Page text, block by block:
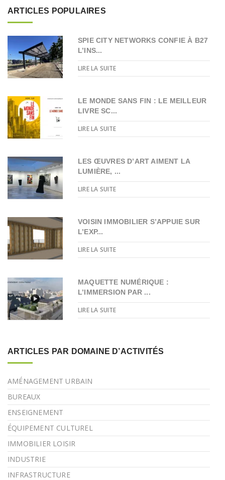
ARTICLES POPULAIRES
SPIE CITY NETWORKS CONFIE À B27
L’INS...
LIRE LA SUITE
LE MONDE SANS FIN : LE MEILLEUR
LIVRE SC...
LIRE LA SUITE
LES ŒUVRES D’ART AIMENT LA
LUMIÈRE, ...
LIRE LA SUITE
VOISIN IMMOBILIER S’APPUIE SUR
L’EXP...
LIRE LA SUITE
MAQUETTE NUMÉRIQUE :
L’IMMERSION PAR ...
LIRE LA SUITE
ARTICLES PAR DOMAINE D’ACTIVITÉS
AMÉNAGEMENT URBAIN
BUREAUX
ENSEIGNEMENT
ÉQUIPEMENT CULTUREL
IMMOBILIER LOISIR
INDUSTRIE
INFRASTRUCTURE